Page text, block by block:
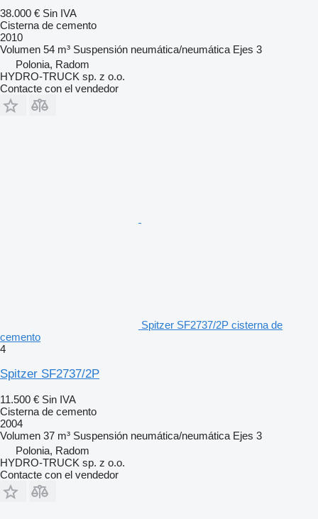
38.000 € Sin IVA
Cisterna de cemento
2010
Volumen 54 m³ Suspensión neumática/neumática Ejes 3
Polonia, Radom
HYDRO-TRUCK sp. z o.o.
Contacte con el vendedor
Spitzer SF2737/2P cisterna de
cemento
4
Spitzer SF2737/2P
11.500 € Sin IVA
Cisterna de cemento
2004
Volumen 37 m³ Suspensión neumática/neumática Ejes 3
Polonia, Radom
HYDRO-TRUCK sp. z o.o.
Contacte con el vendedor